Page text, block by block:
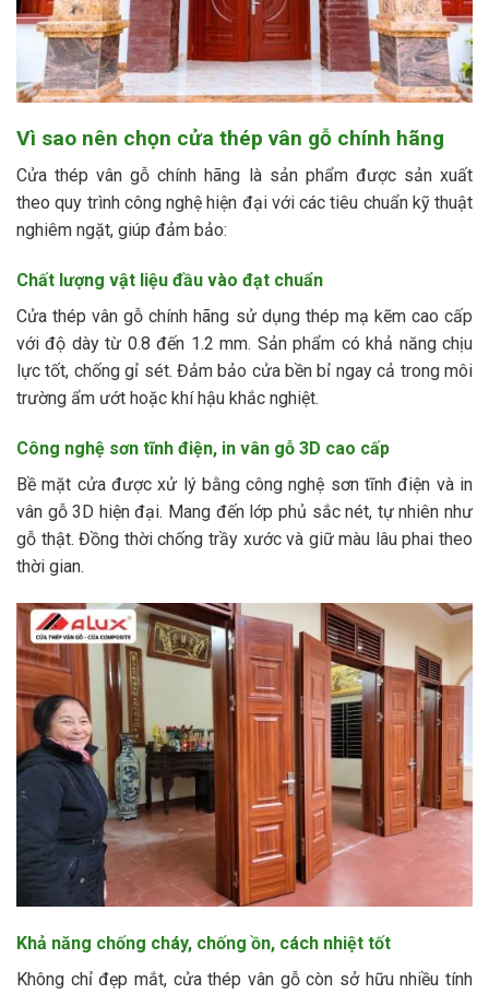
Vì sao nên chọn cửa thép vân gỗ chính hãng
Cửa thép vân gỗ chính hãng là sản phẩm được sản xuất
theo quy trình công nghệ hiện đại với các tiêu chuẩn kỹ thuật
nghiêm ngặt, giúp đảm bảo:
Chất lượng vật liệu đầu vào đạt chuẩn
Cửa thép vân gỗ chính hãng sử dụng thép mạ kẽm cao cấp
với độ dày từ 0.8 đến 1.2 mm. Sản phẩm có khả năng chịu
lực tốt, chống gỉ sét. Đảm bảo cửa bền bỉ ngay cả trong môi
trường ẩm ướt hoặc khí hậu khắc nghiệt.
Công nghệ sơn tĩnh điện, in vân gỗ 3D cao cấp
Bề mặt cửa được xử lý bằng công nghệ sơn tĩnh điện và in
vân gỗ 3D hiện đại. Mang đến lớp phủ sắc nét, tự nhiên như
gỗ thật. Đồng thời chống trầy xước và giữ màu lâu phai theo
thời gian.
Khả năng chống cháy, chống ồn, cách nhiệt tốt
Không chỉ đẹp mắt, cửa thép vân gỗ còn sở hữu nhiều tính